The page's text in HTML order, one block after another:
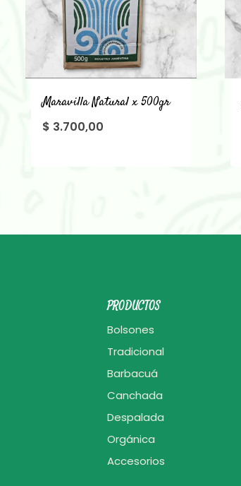
Maravilla Natural x 500gr
$ 3.700,00
PRODUCTOS
Bolsones
Tradicional
Barbacuá
Canchada
Despalada
Orgánica
Accesorios